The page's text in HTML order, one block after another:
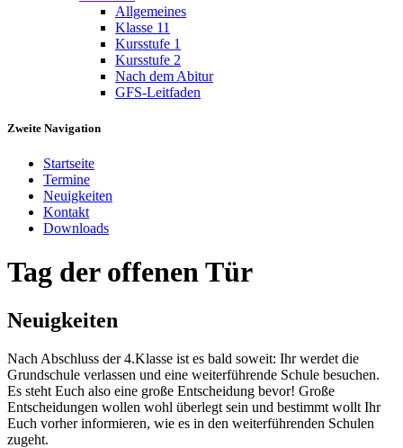
Allgemeines
Klasse 11
Kursstufe 1
Kursstufe 2
Nach dem Abitur
GFS-Leitfaden
Zweite Navigation
Startseite
Termine
Neuigkeiten
Kontakt
Downloads
Tag der offenen Tür
Neuigkeiten
Nach Abschluss der 4.Klasse ist es bald soweit: Ihr werdet die
Grundschule verlassen und eine weiterführende Schule besuchen.
Es steht Euch also eine große Entscheidung bevor! Große
Entscheidungen wollen wohl überlegt sein und bestimmt wollt Ihr
Euch vorher informieren, wie es in den weiterführenden Schulen
zugeht.